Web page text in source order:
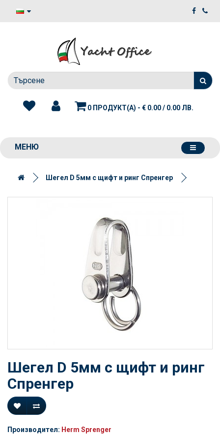
0 ПРОДУКТ(А) - € 0.00 / 0.00 ЛВ.
МЕНЮ
Шегел D 5мм с щифт и ринг Спренгер
Шегел D 5мм с щифт и ринг
Спренгер
Производител: Herm Sprenger